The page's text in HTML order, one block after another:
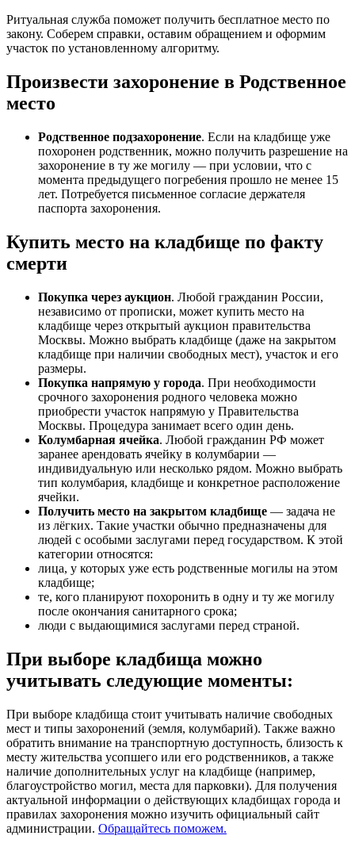
Ритуальная служба поможет получить бесплатное место по
закону. Соберем справки, оставим обращением и оформим
участок по установленному алгоритму.
Произвести захоронение в Родственное
место
Родственное подзахоронение. Если на кладбище уже
похоронен родственник, можно получить разрешение на
захоронение в ту же могилу — при условии, что с
момента предыдущего погребения прошло не менее 15
лет. Потребуется письменное согласие держателя
паспорта захоронения.
Купить место на кладбище по факту
смерти
Покупка через аукцион. Любой гражданин России,
независимо от прописки, может купить место на
кладбище через открытый аукцион правительства
Москвы. Можно выбрать кладбище (даже на закрытом
кладбище при наличии свободных мест), участок и его
размеры.
Покупка напрямую у города. При необходимости
срочного захоронения родного человека можно
приобрести участок напрямую у Правительства
Москвы. Процедура занимает всего один день.
Колумбарная ячейка. Любой гражданин РФ может
заранее арендовать ячейку в колумбарии —
индивидуальную или несколько рядом. Можно выбрать
тип колумбария, кладбище и конкретное расположение
ячейки.
Получить место на закрытом кладбище — задача не
из лёгких. Такие участки обычно предназначены для
людей с особыми заслугами перед государством. К этой
категории относятся:
лица, у которых уже есть родственные могилы на этом
кладбище;
те, кого планируют похоронить в одну и ту же могилу
после окончания санитарного срока;
люди с выдающимися заслугами перед страной.
При выборе кладбища можно
учитывать следующие моменты:
При выборе кладбища стоит учитывать наличие свободных
мест и типы захоронений (земля, колумбарий). Также важно
обратить внимание на транспортную доступность, близость к
месту жительства усопшего или его родственников, а также
наличие дополнительных услуг на кладбище (например,
благоустройство могил, места для парковки). Для получения
актуальной информации о действующих кладбищах города и
правилах захоронения можно изучить официальный сайт
администрации. Обращайтесь поможем.